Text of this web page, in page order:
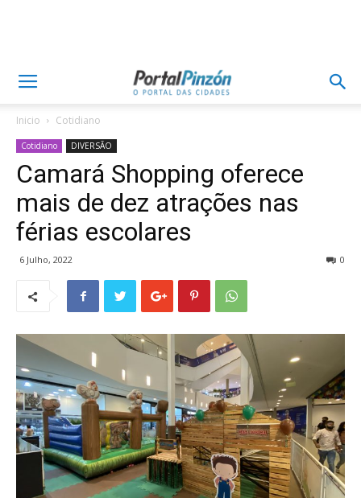
Inicio Cotidiano
Cotidiano DIVERSÃO
Camará Shopping oferece
mais de dez atrações nas
férias escolares
6 Julho, 2022 0